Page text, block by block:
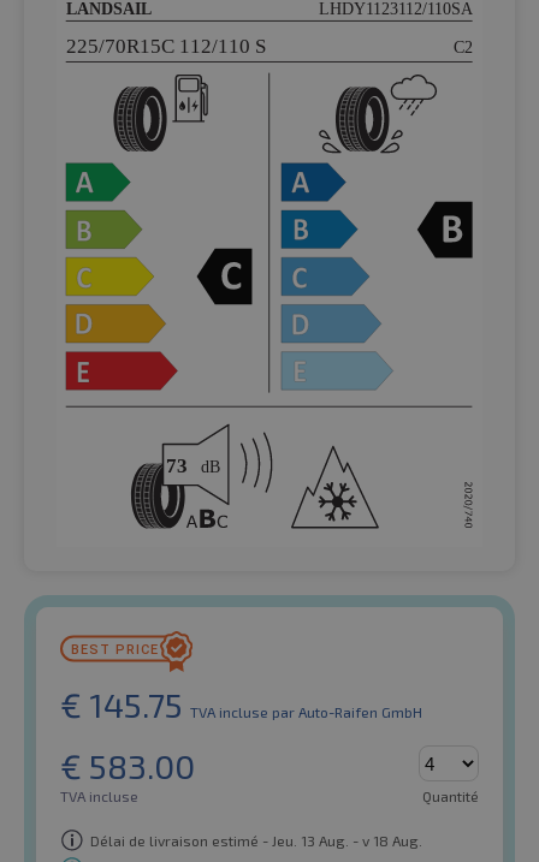
€ 145.75 TVA incluse par Auto-Raifen GmbH
€ 583.00
TVA incluse Quantité
Délai de livraison estimé - Jeu. 13 Aug. - v 18 Aug.